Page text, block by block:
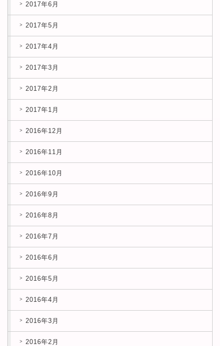
2017年6月
2017年5月
2017年4月
2017年3月
2017年2月
2017年1月
2016年12月
2016年11月
2016年10月
2016年9月
2016年8月
2016年7月
2016年6月
2016年5月
2016年4月
2016年3月
2016年2月